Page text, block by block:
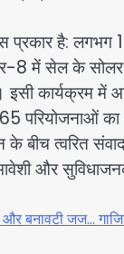
है: लगभग
8 में सेल के सोलर
इसी कार्यक्रम
परियोजनाओं
के बीच त्वरित
और
बनावटी जज…